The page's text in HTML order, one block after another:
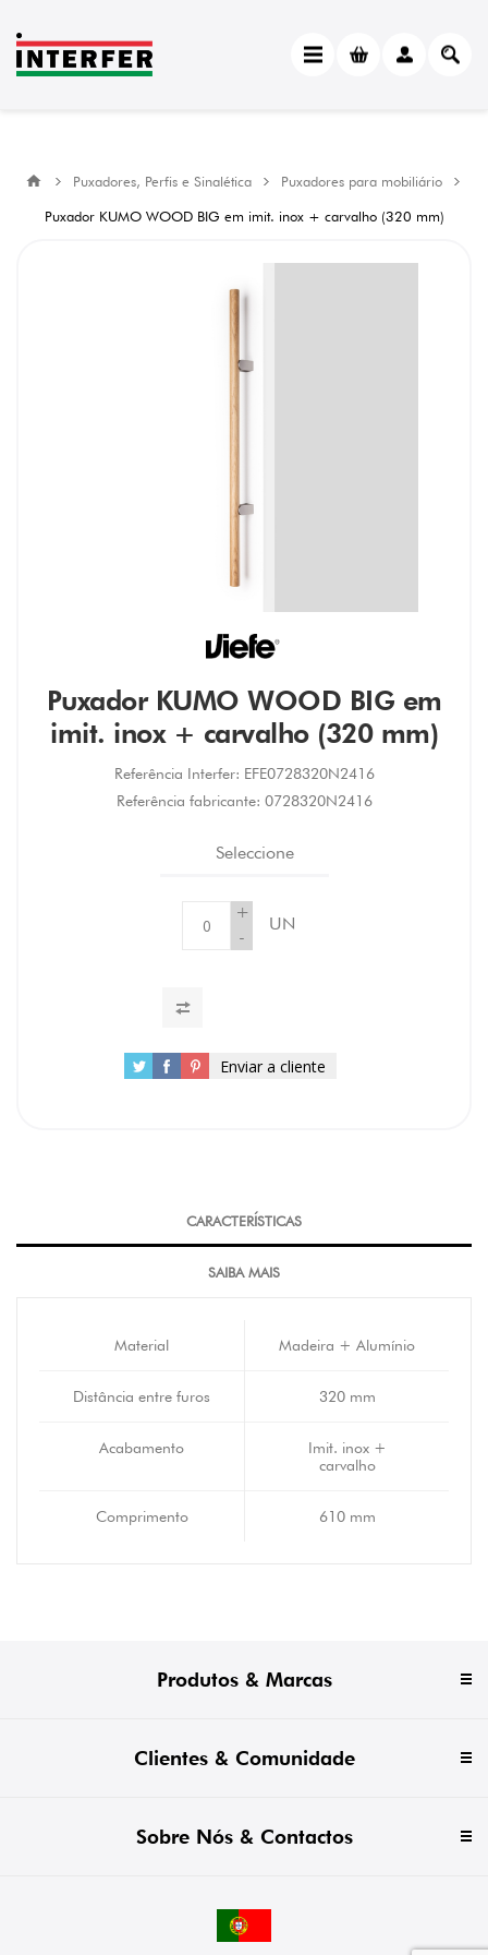
Puxadores, Perfis e Sinalética
Puxadores para mobiliário
Puxador KUMO WOOD BIG em imit. inox + carvalho (320 mm)
Puxador KUMO WOOD BIG em
imit. inox + carvalho (320 mm)
Referência Interfer: EFE0728320N2416
Referência fabricante: 0728320N2416
Seleccione
+
-
UN
Enviar a cliente
CARACTERÍSTICAS
SAIBA MAIS
Material Madeira + Alumínio
Distância entre furos 320 mm
Acabamento
Imit. inox +
carvalho
Comprimento 610 mm
Produtos & Marcas
Clientes & Comunidade
Sobre Nós & Contactos